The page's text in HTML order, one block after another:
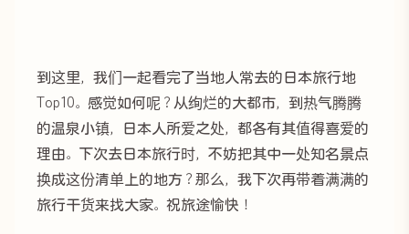
到这里，我们一起看完了当地人常去的日本旅行地
Top10。感觉如何呢？从绚烂的大都市，到热气腾腾
的温泉小镇，日本人所爱之处，都各有其值得喜爱的
理由。下次去日本旅行时，不妨把其中一处知名景点
换成这份清单上的地方？那么，我下次再带着满满的
旅行干货来找大家。祝旅途愉快！